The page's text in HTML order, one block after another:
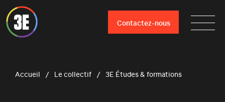
Contactez-nous
Accueil Le collectif 3E Études & formations